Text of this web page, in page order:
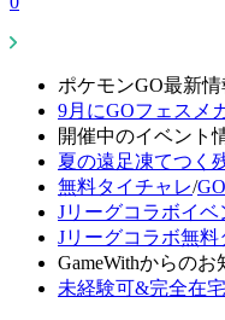
ポケモンGO最新情
9月にGOフェスメ
開催中のイベント
夏の遠足凍てつく
無料タイチャレ/
Jリーグコラボイベ
Jリーグコラボ無
GameWithからのお
未経験可&完全在